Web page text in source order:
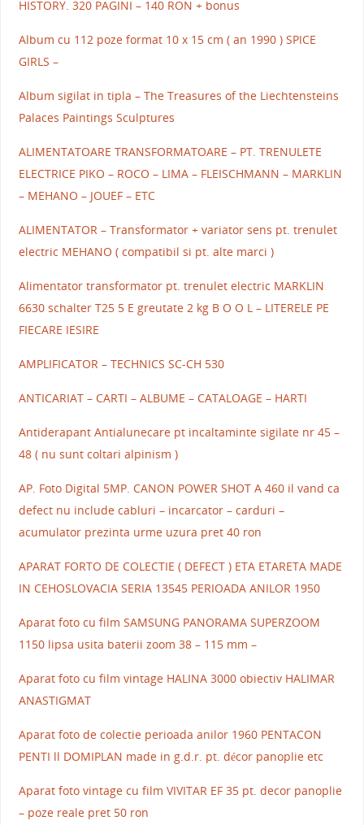
HISTORY. 320 PAGINI – 140 RON + bonus
Album cu 112 poze format 10 x 15 cm ( an 1990 ) SPICE
GIRLS –
Album sigilat in tipla – The Treasures of the Liechtensteins
Palaces Paintings Sculptures
ALIMENTATOARE TRANSFORMATOARE – PT. TRENULETE
ELECTRICE PIKO – ROCO – LIMA – FLEISCHMANN – MARKLIN
– MEHANO – JOUEF – ETC
ALIMENTATOR – Transformator + variator sens pt. trenulet
electric MEHANO ( compatibil si pt. alte marci )
Alimentator transformator pt. trenulet electric MARKLIN
6630 schalter T25 5 E greutate 2 kg B O O L – LITERELE PE
FIECARE IESIRE
AMPLIFICATOR – TECHNICS SC-CH 530
ANTICARIAT – CARTI – ALBUME – CATALOAGE – HARTI
Antiderapant Antialunecare pt incaltaminte sigilate nr 45 –
48 ( nu sunt coltari alpinism )
AP. Foto Digital 5MP. CANON POWER SHOT A 460 il vand ca
defect nu include cabluri – incarcator – carduri –
acumulator prezinta urme uzura pret 40 ron
APARAT FORTO DE COLECTIE ( DEFECT ) ETA ETARETA MADE
IN CEHOSLOVACIA SERIA 13545 PERIOADA ANILOR 1950
Aparat foto cu film SAMSUNG PANORAMA SUPERZOOM
1150 lipsa usita baterii zoom 38 – 115 mm –
Aparat foto cu film vintage HALINA 3000 obiectiv HALIMAR
ANASTIGMAT
Aparat foto de colectie perioada anilor 1960 PENTACON
PENTI ll DOMIPLAN made in g.d.r. pt. décor panoplie etc
Aparat foto vintage cu film VIVITAR EF 35 pt. decor panoplie
– poze reale pret 50 ron